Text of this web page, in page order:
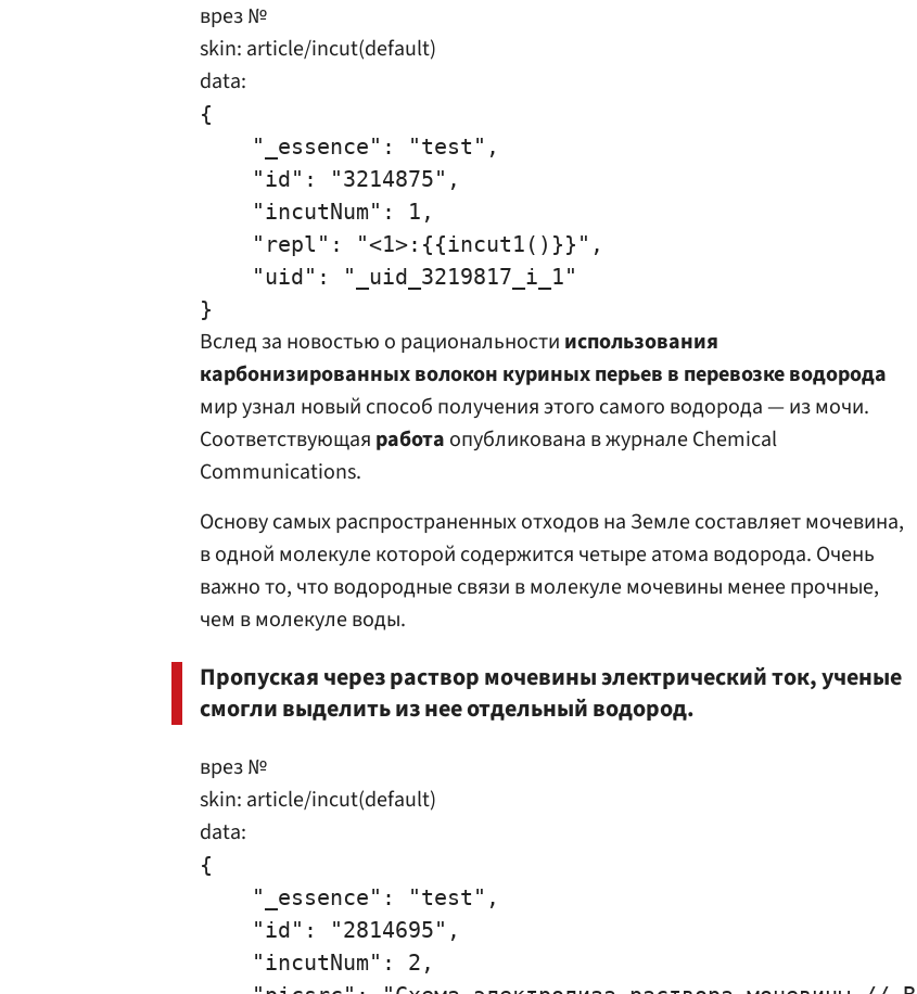
врез №
skin: article/incut(default)
data:
{
    "_essence": "test",
    "id": "3214875",
    "incutNum": 1,
    "repl": "<1>:{{incut1()}}",
    "uid": "_uid_3219817_i_1"
Вслед за новостью о рациональности использования
карбонизированных волокон куриных перьев в перевозке водорода
мир узнал новый способ получения этого самого водорода — из мочи.
Соответствующая работа опубликована в журнале Chemical
Communications.
Основу самых распространенных отходов на Земле составляет мочевина,
в одной молекуле которой содержится четыре атома водорода. Очень
важно то, что водородные связи в молекуле мочевины менее прочные,
чем в молекуле воды.
Пропуская через раствор мочевины электрический ток, ученые
смогли выделить из нее отдельный водород.
врез №
skin: article/incut(default)
data:
{
    "_essence": "test",
    "id": "2814695",
    "incutNum": 2,